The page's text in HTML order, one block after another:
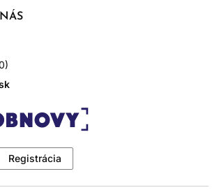
Registrácia